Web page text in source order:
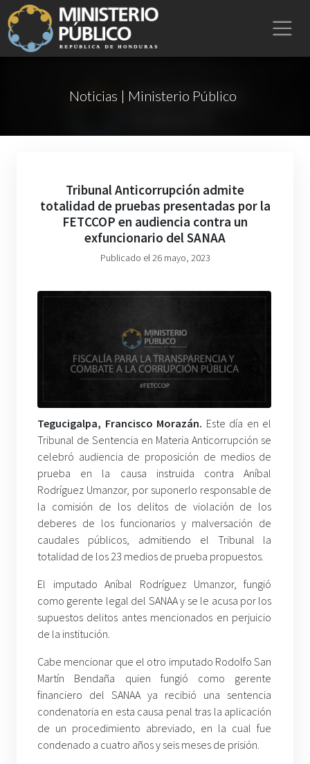
Noticias | Ministerio Público
Tribunal Anticorrupción admite
totalidad de pruebas presentadas por la
FETCCOP en audiencia contra un
exfuncionario del SANAA
Publicado el 26 mayo, 2023
Tegucigalpa, Francisco Morazán. Este día en el
Tribunal de Sentencia en Materia Anticorrupción se
celebró audiencia de proposición de medios de
prueba en la causa instruida contra Aníbal
Rodríguez Umanzor, por suponerlo responsable de
la comisión de los delitos de violación de los
deberes de los funcionarios y malversación de
caudales públicos, admitiendo el Tribunal la
totalidad de los 23 medios de prueba propuestos.
El imputado Aníbal Rodríguez Umanzor, fungió
como gerente legal del SANAA y se le acusa por los
supuestos delitos antes mencionados en perjuicio
de la institución.
Cabe mencionar que el otro imputado Rodolfo San
Martín Bendaña quien fungió como gerente
financiero del SANAA ya recibió una sentencia
condenatoria en esta causa penal tras la aplicación
de un procedimiento abreviado, en la cual fue
condenado a cuatro años y seis meses de prisión.